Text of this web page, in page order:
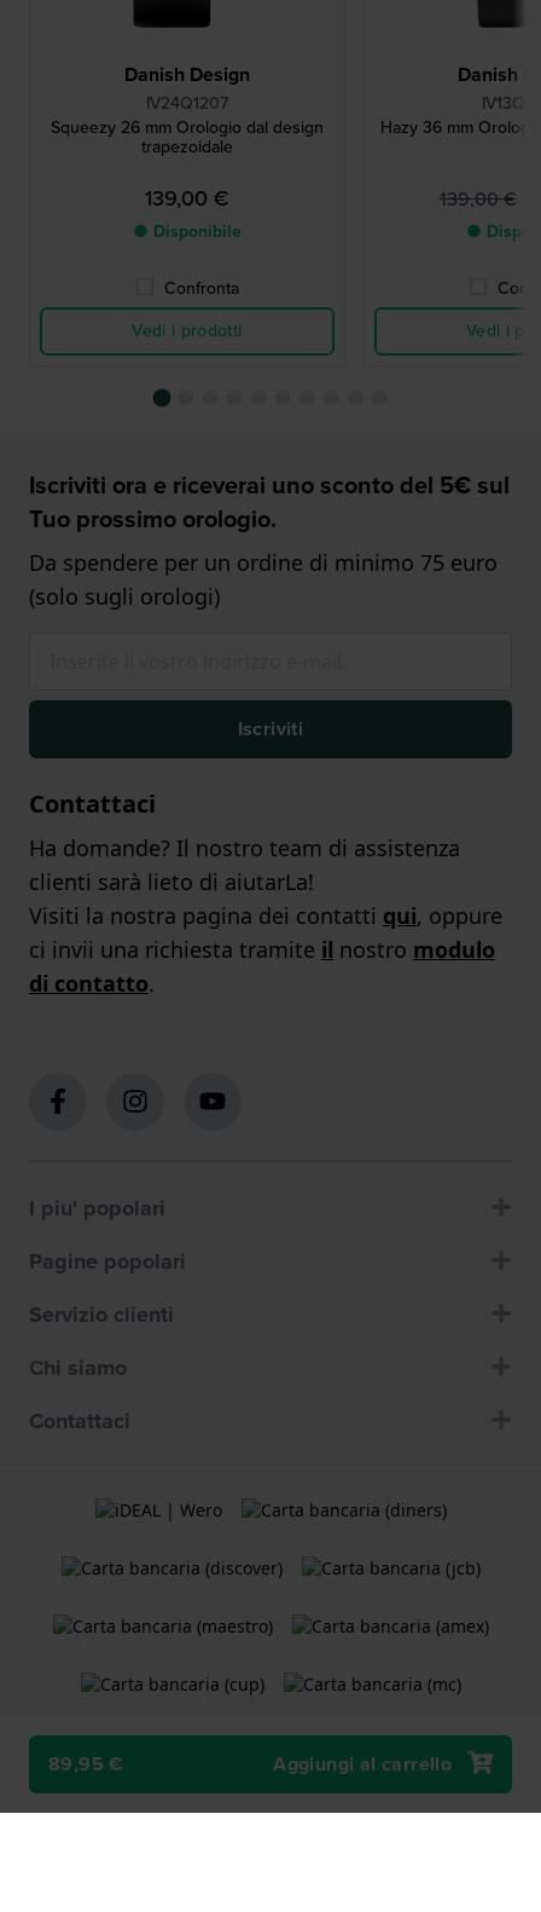
89,95 € Aggiungi al carrello
Danish Design
IV24Q1207
Squeezy 26 mm Orologio dal design
trapezoidale
139,00 €
● Disponibile
Confronta
Vedi i prodotti
Danish
Hazy 36 mm
139,00 €
●
Vedi i
Iscriviti ora e riceverai uno sconto del 5€ sul
Tuo prossimo orologio.
Da spendere per un ordine di minimo 75 euro
(solo sugli orologi)
Iscriviti
Contattaci
Ha domande? Il nostro team di assistenza
clienti sarà lieto di aiutarLa!
Visiti la nostra pagina dei contatti qui, oppure
ci invii una richiesta tramite il nostro modulo
di contatto.
I piu' popolari
Pagine popolari
Servizio clienti
Chi siamo
Contattaci